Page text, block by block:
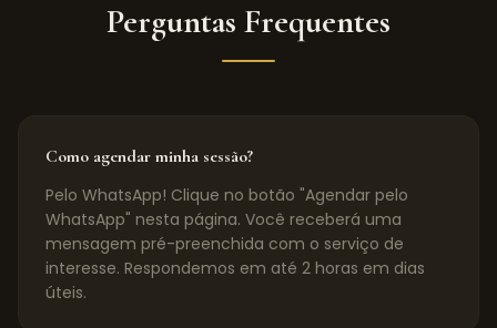
Perguntas Frequentes
Como agendar minha sessão?
Pelo WhatsApp! Clique no botão "Agendar pelo
WhatsApp" nesta página. Você receberá uma
mensagem pré-preenchida com o serviço de
interesse. Respondemos em até 2 horas em dias
úteis.